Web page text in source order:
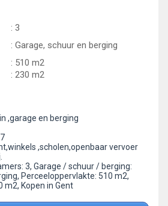
: 3
: Garage, schuur en berging
: 510 m2
: 230 m2
,garage en berging
,scholen,openbaar vervoer
3, Garage / schuur / berging:
Perceeloppervlakte: 510 m2,
m2, Kopen in Gent